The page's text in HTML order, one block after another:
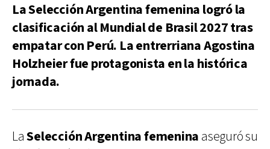
La Selección Argentina femenina logró la
clasificación al Mundial de Brasil 2027 tras
empatar con Perú. La entrerriana Agostina
Holzheier fue protagonista en la histórica
jornada.
LaSelección Argentina femenina aseguró su